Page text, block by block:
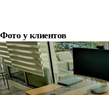
Фото у клиентов